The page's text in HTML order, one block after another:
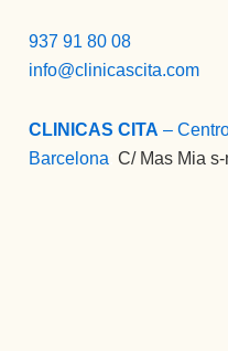
937 91 80 08
info@clinicascita.com
CLINICAS CITA –
Barcelona :C/ Mas Mia